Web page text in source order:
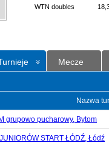
WTN doubles
Mecze
Nazwa
grupowo pucharowy, Bytom
START ŁÓDŹ, Łódź